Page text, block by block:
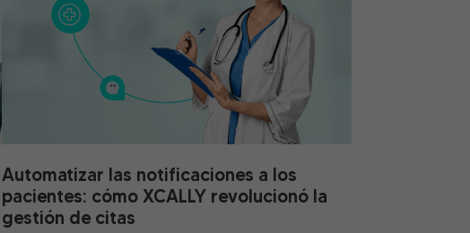
Automatizar las notificaciones a los
pacientes: cómo XCALLY revolucionó la
gestión de citas